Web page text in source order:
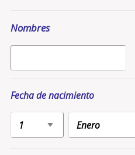
Nombres
Fecha de nacimiento